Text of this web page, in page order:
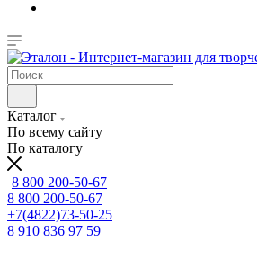
Каталог
По всему сайту
По каталогу
8 800 200-50-67
8 800 200-50-67
+7(4822)73-50-25
8 910 836 97 59